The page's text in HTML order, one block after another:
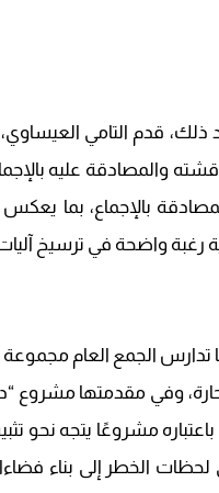
والمصادقة عليه
بالإجماع، بما
رغبة واضحة في ترسيخ
تدارس الجمع العام مجموعة
وفي مقدمتها مشروع
باعتباره مشروعًا يتجه نحو
لحظات الخطر إلى بناء